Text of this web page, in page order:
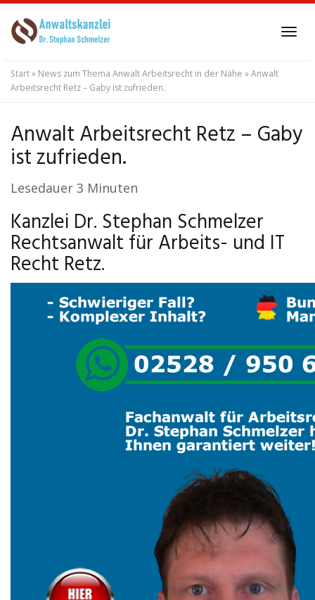
to
content
Start» News zum Thema Anwalt Arbeitsrecht in der Nähe »Anwalt
Arbeitsrecht Retz – Gaby ist zufrieden.
Anwalt Arbeitsrecht Retz – Gaby
ist zufrieden.
Lesedauer 3 Minuten
Kanzlei Dr. Stephan Schmelzer
Rechtsanwalt für Arbeits- und IT
Recht Retz.